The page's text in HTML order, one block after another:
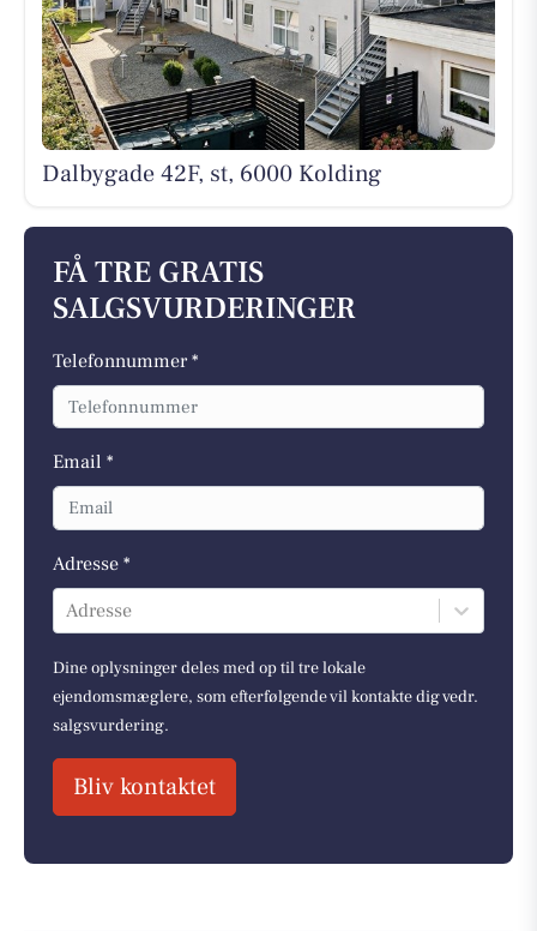
Dalbygade 42F, st, 6000 Kolding
FÅ TRE GRATIS
SALGSVURDERINGER
Telefonnummer *
Email *
Adresse *
Adresse
Dine oplysninger deles med op til tre lokale
ejendomsmæglere, som efterfølgende vil kontakte dig vedr.
salgsvurdering.
Bliv kontaktet